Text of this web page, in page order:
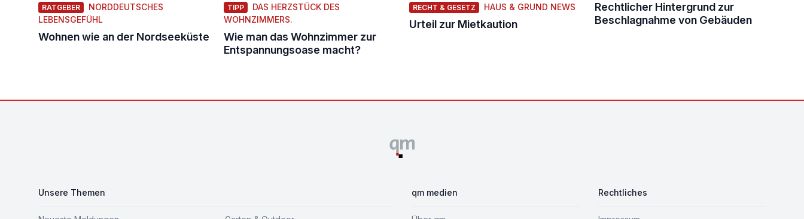
RATGEBER
NORDDEUTSCHES
LEBENSGEFÜHL
Wohnen wie an der Nordseeküste
TIPP
DAS HERZSTÜCK DES
WOHNZIMMERS.
Wie man das Wohnzimmer zur
Entspannungsoase macht?
RECHT & GESETZ HAUS & GRUND NEWS
Urteil zur Mietkaution
Rechtlicher Hintergrund zur
Beschlagnahme von Gebäuden
Unsere Themen qm medien Rechtliches